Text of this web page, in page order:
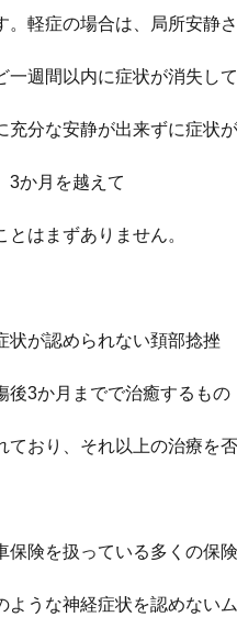
。軽症の場合は、局所安静さ
一週間以内に症状が消失して
充分な安静が出来ずに症状が
3か月を越えて
はまずありません。
状が認められない頚部捻挫
後3か月までで治癒するもの
ており、それ以上の治療を
保険を扱っている多くの保
ような神経症状を認めない